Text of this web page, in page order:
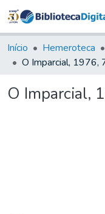
Início Hemeroteca
O Imparcial, 1976,
O Imparcial,